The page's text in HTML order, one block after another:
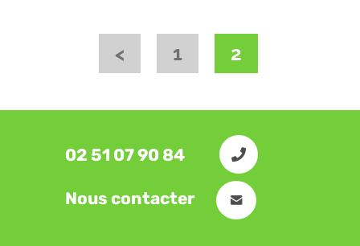
< 1 2
02 51 07 90 84
Nous contacter